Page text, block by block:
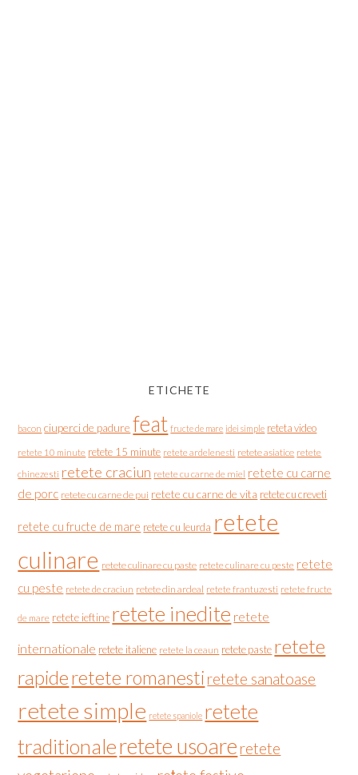
ETICHETE
bacon ciuperci de padure feat fructe de mare idei simple reteta video
retete 10 minute retete 15 minute retete ardelenesti retete asiatice retete
chinezesti retete craciun retete cu carne de miel retete cu carne
de porc retete cu carne de pui retete cu carne de vita retete cu creveti
retete cu fructe de mare retete cu leurda retete
culinare retete culinare cu paste retete culinare cu peste retete
cu peste retete de craciun retete din ardeal retete frantuzesti retete fructe
de mare retete ieftine retete inedite retete
internationale retete italiene retete la ceaun retete paste retete
rapideretete romanesti retete sanatoase
retete simple retete spaniole retete
traditionaleretete usoare retete